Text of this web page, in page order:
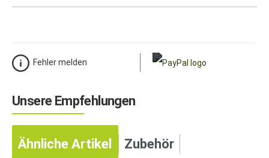
Fehler melden
Unsere Empfehlungen
Ähnliche Artikel Zubehör